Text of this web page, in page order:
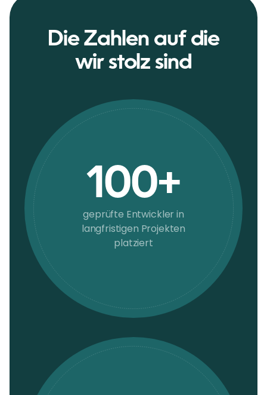
Die Zahlen auf die
wir stolz sind
100+
geprüfte Entwickler in
langfristigen Projekten
platziert